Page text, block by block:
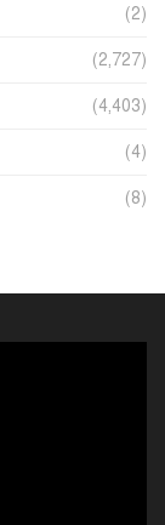
(2)
(2,727)
(4,403)
(4)
(8)